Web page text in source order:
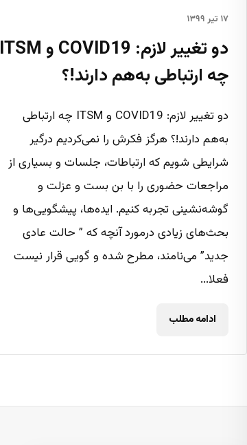
۱۷ تیر ۱۳۹۹
دو تغییر لازم: COVID19 و ITSM
چه ارتباطی به‌هم دارند!؟
دو تغییر لازم: COVID19 و ITSM چه ارتباطی
به‌هم دارند!؟ هرگز فکرش را نمی‌کردیم درگیر
شرایطی شویم که ارتباطات، جلسات و بسیاری از
مراجعات حضوری را با بن بست و عزلت و
گوشه‌نشینی تجربه کنیم. ایده‌ها، پیشگویی‌ها و
بحث‌های زیادی درمورد آنچه که ” حالت عادی
جدید” می‌نامند، مطرح شده و گویی قرار نیست
فعلا...
ادامه مطلب